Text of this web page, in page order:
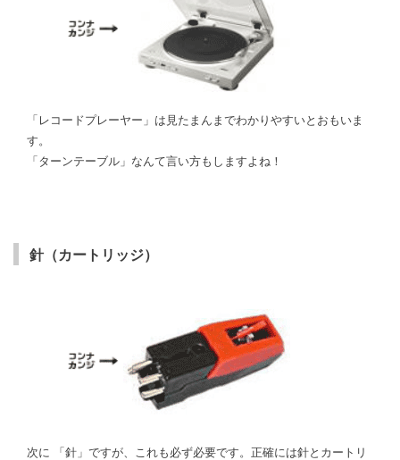
「レコードプレーヤー」は見たまんまでわかりやすいとおもいま
す。
「ターンテーブル」なんて言い方もしますよね！
針（カートリッジ）
次に 「針」ですが、これも必ず必要です。正確には針とカートリ